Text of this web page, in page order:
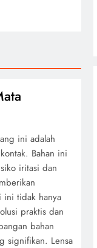
ini adalah
Bahan ini
iritasi dan
ini tidak hanya
praktis dan
bahan
signifikan. Lensa